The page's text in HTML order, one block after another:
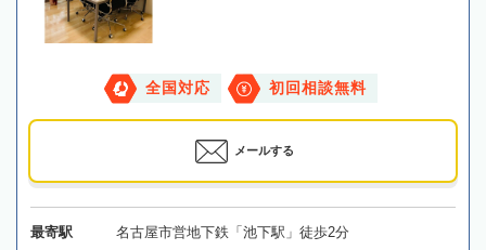
全国対応 初回相談無料
メールする
最寄駅 名古屋市営地下鉄「池下駅」徒歩2分